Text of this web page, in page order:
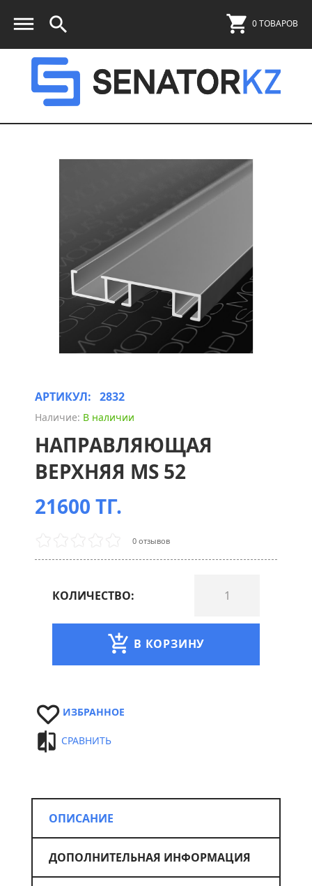
0 ТОВАРОВ
АРТИКУЛ: 2832
Наличие: В наличии
НАПРАВЛЯЮЩАЯ
ВЕРХНЯЯ MS 52
21600 ТГ.
0 отзывов
КОЛИЧЕСТВО:
В КОРЗИНУ
ИЗБРАННОЕ
СРАВНИТЬ
ОПИСАНИЕ
ДОПОЛНИТЕЛЬНАЯ ИНФОРМАЦИЯ